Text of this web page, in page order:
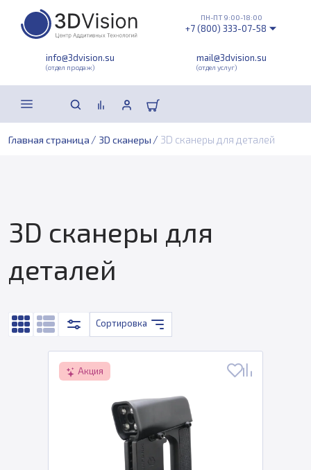
info@3dvision.su
(отдел продаж)
mail@3dvision.su
(отдел услуг)
ПН-ПТ 9:00-18:00
+7 (800) 333-07-58
Главная страница / 3D сканеры / 3D сканеры для деталей
3D сканеры для
деталей
Сортировка
Акция